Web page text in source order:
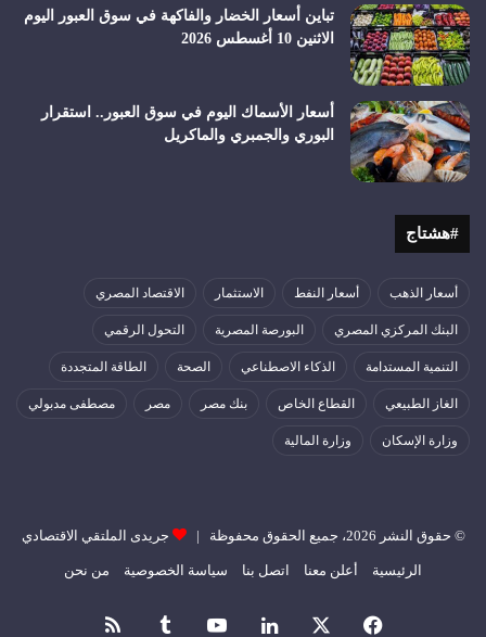
تباين أسعار الخضار والفاكهة في سوق العبور اليوم
الاثنين 10 أغسطس 2026
أسعار الأسماك اليوم في سوق العبور.. استقرار
البوري والجمبري والماكريل
#هشتاج
أسعار الذهب أسعار النفط الاستثمار الاقتصاد المصري
البنك المركزي المصري البورصة المصرية التحول الرقمي
التنمية المستدامة الذكاء الاصطناعي الصحة الطاقة المتجددة
الغاز الطبيعي القطاع الخاص بنك مصر مصر مصطفى مدبولي
وزارة الإسكان وزارة المالية
© حقوق النشر 2026، جميع الحقوق محفوظة | جريدى الملتقي الاقتصادي
الرئيسية أعلن معنا اتصل بنا سياسة الخصوصية من نحن
فيسبوك لينكدإن ‫YouTube